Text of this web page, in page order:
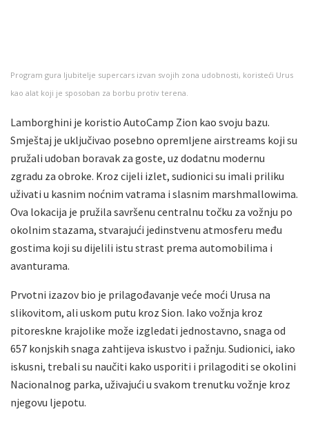
Program gura ljubitelje supercars izvan svojih zona udobnosti, koristeći Urus
kao alat koji je sposoban za borbu protiv terena.
Lamborghini je koristio AutoCamp Zion kao svoju bazu.
Smještaj je uključivao posebno opremljene airstreams koji su
pružali udoban boravak za goste, uz dodatnu modernu
zgradu za obroke. Kroz cijeli izlet, sudionici su imali priliku
uživati u kasnim noćnim vatrama i slasnim marshmallowima.
Ova lokacija je pružila savršenu centralnu točku za vožnju po
okolnim stazama, stvarajući jedinstvenu atmosferu među
gostima koji su dijelili istu strast prema automobilima i
avanturama.
Prvotni izazov bio je prilagođavanje veće moći Urusa na
slikovitom, ali uskom putu kroz Sion. Iako vožnja kroz
pitoreskne krajolike može izgledati jednostavno, snaga od
657 konjskih snaga zahtijeva iskustvo i pažnju. Sudionici, iako
iskusni, trebali su naučiti kako usporiti i prilagoditi se okolini
Nacionalnog parka, uživajući u svakom trenutku vožnje kroz
njegovu ljepotu.